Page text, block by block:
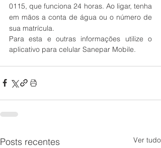
0115, que funciona 24 horas. Ao ligar, tenha
em mãos a conta de água ou o número de
sua matrícula.
Para esta e outras informações utilize o
aplicativo para celular Sanepar Mobile.
Posts recentes Ver tudo